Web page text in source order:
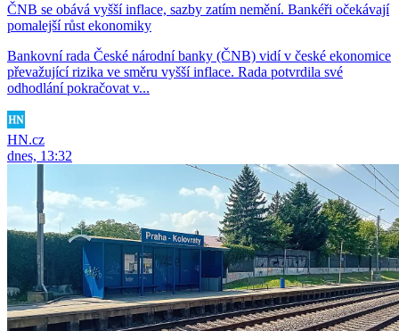
ČNB se obává vyšší inflace, sazby zatím nemění. Bankéři očekávají
pomalejší růst ekonomiky
Bankovní rada České národní banky (ČNB) vidí v české ekonomice
převažující rizika ve směru vyšší inflace. Rada potvrdila své
odhodlání pokračovat v...
HN.cz
dnes, 13:32